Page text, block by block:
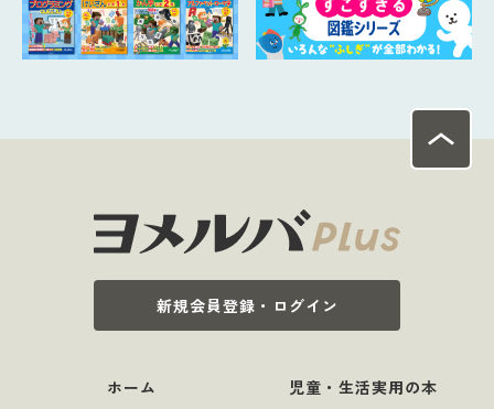
新規会員登録・ログイン
ホーム
児童・生活実用の本